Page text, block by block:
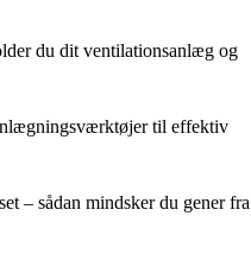
du dit ventilationsanlæg og
til effektiv
– sådan mindsker du gener fra